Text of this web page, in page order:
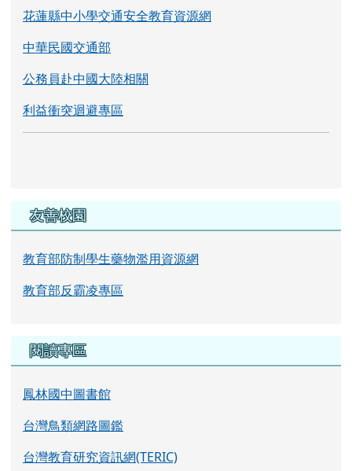
花蓮縣中小學交通安全教育資源網
中華民國交通部
公務員赴中國大陸相關
利益衝突迴避專區
友善校園
教育部防制學生藥物濫用資源網
教育部反霸凌專區
閱讀專區
鳳林國中圖書館
台灣鳥類網路圖鑑
台灣教育研究資訊網(TERIC)